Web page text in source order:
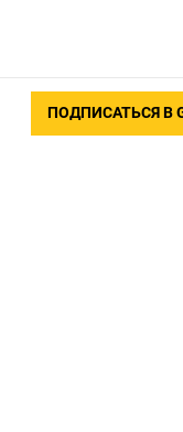
ПОДПИСАТЬСЯ В